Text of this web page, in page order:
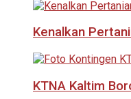
Kenalkan
KTNA Kaltim